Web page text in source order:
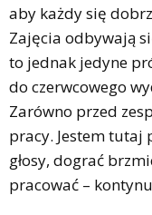
aby każdy się
Zajęcia odbywają
to jednak jedyne
do czerwcowego
Zarówno przed
pracy. Jestem tutaj
głosy, dograć
pracować –